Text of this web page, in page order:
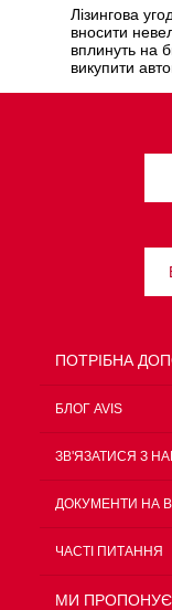
Лізингова
вносити
вплинуть на
викупити
ПОТРІБНА
БЛОГ AVIS
ЗВ'ЯЗАТИСЯ З
ДОКУМЕНТИ НА
ЧАСТІ ПИТАННЯ
МИ